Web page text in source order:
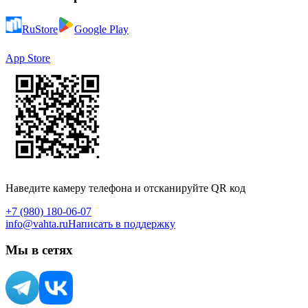
RuStore Google Play
App Store
Наведите камеру телефона и отсканируйте QR код
+7 (980) 180-06-07
info@vahta.ruНаписать в поддержку
Мы в сетях